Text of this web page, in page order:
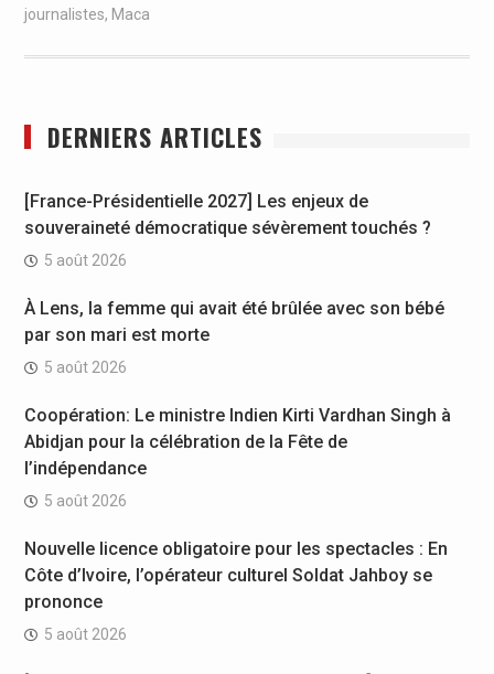
journalistes, Maca
DERNIERS ARTICLES
[France-Présidentielle 2027] Les enjeux de
souveraineté démocratique sévèrement touchés ?
5 août 2026
À Lens, la femme qui avait été brûlée avec son bébé
par son mari est morte
5 août 2026
Coopération: Le ministre Indien Kirti Vardhan Singh à
Abidjan pour la célébration de la Fête de
l’indépendance
5 août 2026
Nouvelle licence obligatoire pour les spectacles : En
Côte d’Ivoire, l’opérateur culturel Soldat Jahboy se
prononce
5 août 2026